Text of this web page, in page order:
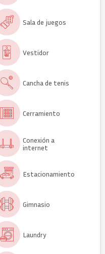
Sala de juegos
Vestidor
Cancha de tenis
Cerramiento
Conexión a
internet
Estacionamiento
Gimnasio
Laundry